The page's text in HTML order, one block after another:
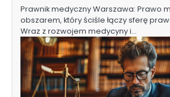
Prawnik medyczny Warszawa: Prawo
obszarem, który ściśle łączy sferę
Wraz z rozwojem medycyny i…